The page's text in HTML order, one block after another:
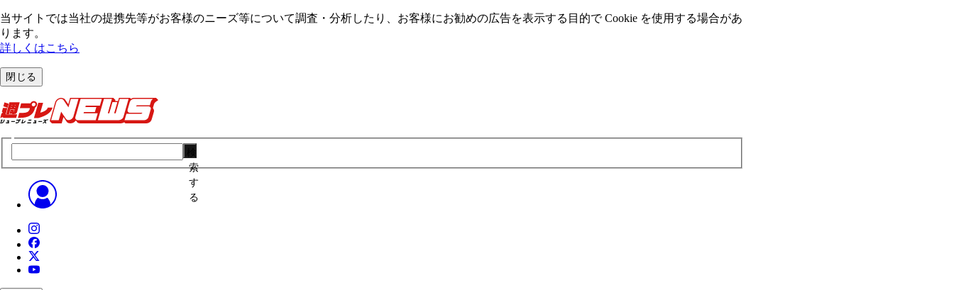
当サイトでは当社の提携先等がお客様のニーズ等について調査・分析したり、お客様にお勧めの広告を表⽰する⽬的で Cookie を使⽤する場合があ
ります。
詳しくはこちら
閉じる
索
す
る